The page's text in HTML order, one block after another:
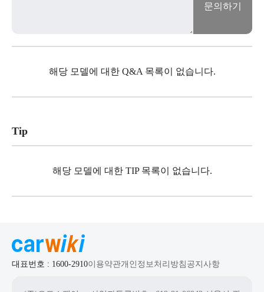
문의하기
해당 모델에 대한 Q&A 목록이 없습니다.
Tip
해당 모델에 대한 TIP 목록이 없습니다.
대표번호 : 1600-2910이용약관개인정보처리방침 공지사항